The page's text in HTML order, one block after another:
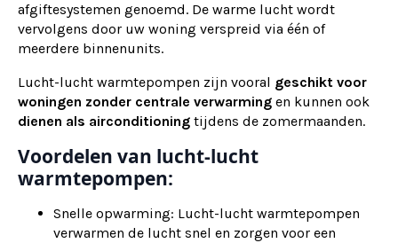
afgiftesystemen genoemd. De warme lucht wordt
vervolgens door uw woning verspreid via één of
meerdere binnenunits.
Lucht-lucht warmtepompen zijn vooral geschikt voor
woningen zonder centrale verwarming en kunnen ook
dienen als airconditioning tijdens de zomermaanden.
Voordelen van lucht-lucht
warmtepompen:
Snelle opwarming: Lucht-lucht warmtepompen
verwarmen de lucht snel en zorgen voor een